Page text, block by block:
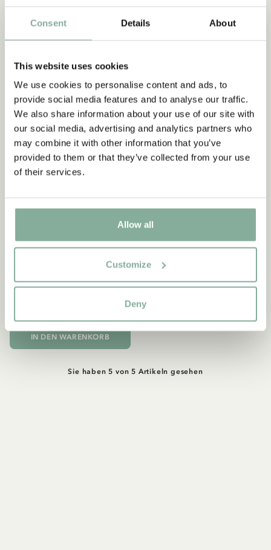
Consent Details About
This website uses cookies
We use cookies to personalise content and ads, to
provide social media features and to analyse our traffic.
We also share information about your use of our site with
our social media, advertising and analytics partners who
may combine it with other information that you’ve
provided to them or that they’ve collected from your use
of their services.
Allow all
Customize
Deny
19.95 EUR 9.95 EUR
Langstrumpf - Gelb
PIPPI LANGSTRUMPF
IN DEN WARENKORB
Sie haben 5 von 5 Artikeln gesehen